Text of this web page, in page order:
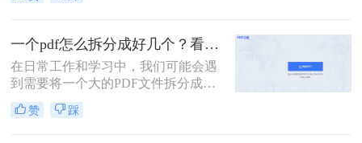
两种无需会员权限即可拆分PDF的方
法，帮助您轻松应对这一需求。
一个pdf怎么拆分成好几个？看看下面的二种方法！
在日常工作和学习中，我们可能会遇
到需要将一个大的PDF文件拆分成多
个较小文件的情况。例如，为了便于
共享、减少文件大小或是针对特定页
赞 踩